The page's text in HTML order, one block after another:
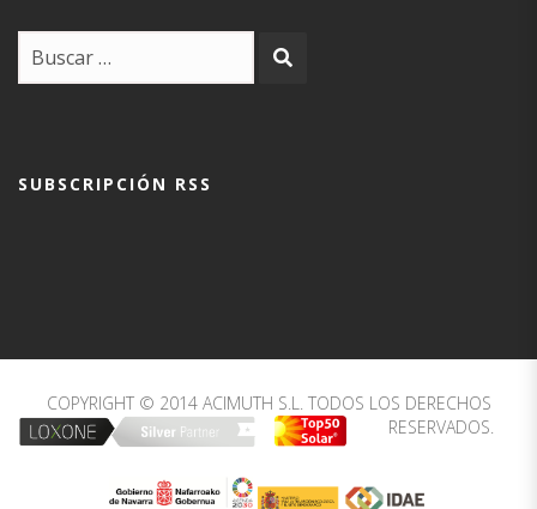
SUBSCRIPCIÓN RSS
COPYRIGHT © 2014 ACIMUTH S.L. TODOS LOS DERECHOS
RESERVADOS.